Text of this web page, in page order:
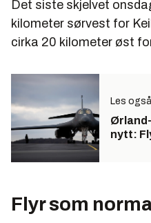
Det siste skjelvet
kilometer sørvest for
cirka 20 kilometer øst
Les
nytt:
Flyr som